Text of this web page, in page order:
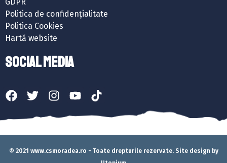
Politica de confidențialitate
Politica Cookies
Hartă website
SOCIAL MEDIA
© 2021 www.csmoradea.ro - Toate drepturile rezervate. Site design by